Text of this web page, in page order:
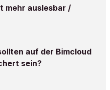
mehr auslesbar /
auf der Bimcloud
sein?